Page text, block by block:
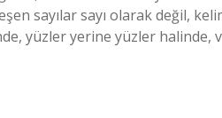
sayılar sayı olarak değil,
yüzler yerine yüzler halinde,